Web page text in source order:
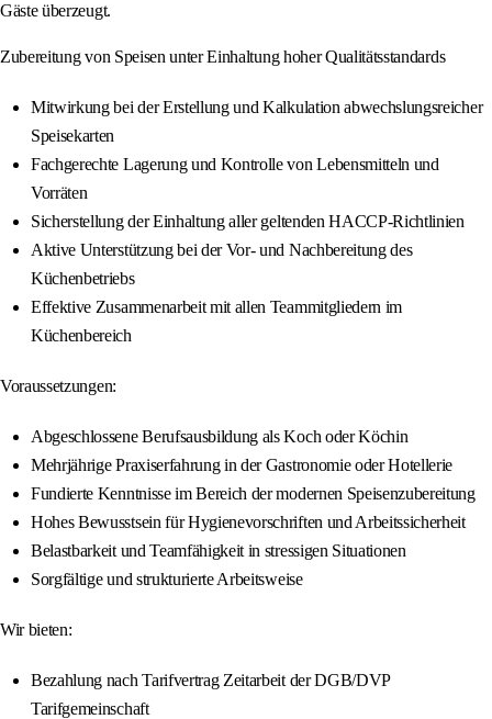
Gäste überzeugt.
Zubereitung von Speisen unter Einhaltung hoher Qualitätsstandards
Mitwirkung bei der Erstellung und Kalkulation abwechslungsreicher
Speisekarten
Fachgerechte Lagerung und Kontrolle von Lebensmitteln und
Vorräten
Sicherstellung der Einhaltung aller geltenden HACCP-Richtlinien
Aktive Unterstützung bei der Vor- und Nachbereitung des
Küchenbetriebs
Effektive Zusammenarbeit mit allen Teammitgliedern im
Küchenbereich
Voraussetzungen:
Abgeschlossene Berufsausbildung als Koch oder Köchin
Mehrjährige Praxiserfahrung in der Gastronomie oder Hotellerie
Fundierte Kenntnisse im Bereich der modernen Speisenzubereitung
Hohes Bewusstsein für Hygienevorschriften und Arbeitssicherheit
Belastbarkeit und Teamfähigkeit in stressigen Situationen
Sorgfältige und strukturierte Arbeitsweise
Wir bieten:
Bezahlung nach Tarifvertrag Zeitarbeit der DGB/DVP
Tarifgemeinschaft